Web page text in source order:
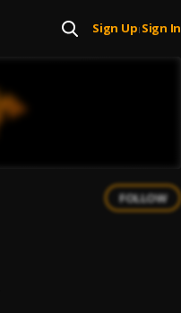
Sign Up| Sign In
FOLLOW